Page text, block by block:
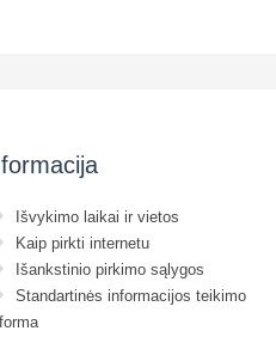
Išvykimo laikai ir vietos
Kaip pirkti internetu
Išankstinio pirkimo sąlygos
Standartinės informacijos teikimo
forma